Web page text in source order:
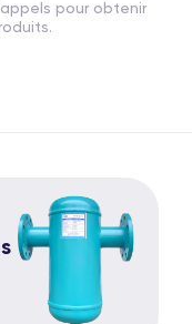
pour obtenir